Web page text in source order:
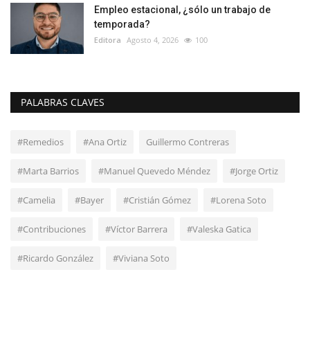
Empleo estacional, ¿sólo un trabajo de
temporada?
Editora Agosto 4, 2026 100
PALABRAS CLAVES
#Remedios #Ana Ortiz Guillermo Contreras
#Marta Barrios #Manuel Quevedo Méndez #Jorge Ortiz
#Camelia #Bayer #Cristián Gómez #Lorena Soto
#Contribuciones #Víctor Barrera #Valeska Gatica
#Ricardo González #Viviana Soto